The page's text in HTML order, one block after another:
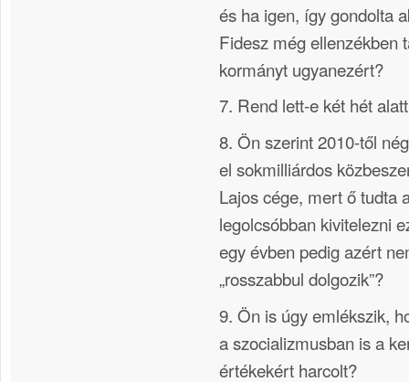
és ha igen, így gondolta
Fidesz még ellenzékben
kormányt ugyanezért?
7. Rend lett-e két hét
8. Ön szerint 2010-től
el sokmilliárdos
Lajos cége, mert ő tudta
legolcsóbban kivitelezni
egy évben pedig azért
„rosszabbul dolgozik”?
9. Ön is úgy emlékszik,
a szocializmusban is a
értékekért harcolt?